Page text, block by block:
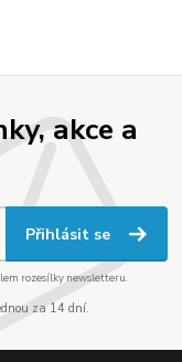
akce a
Přihlásit se
rozesílky newsletteru.
za 14 dní.